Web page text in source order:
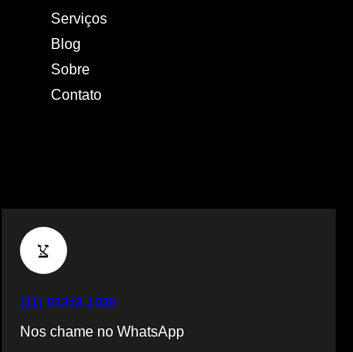
Serviços
Blog
Sobre
Contato
(11) 93343-1020
Nos chame no WhatsApp